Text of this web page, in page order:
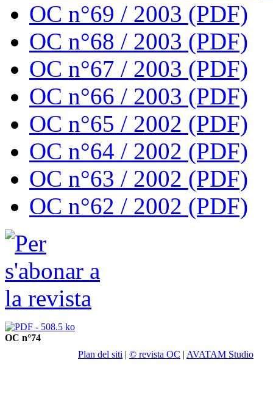
OC n°69 / 2003 (PDF)
OC n°68 / 2003 (PDF)
OC n°67 / 2003 (PDF)
OC n°66 / 2003 (PDF)
OC n°65 / 2002 (PDF)
OC n°64 / 2002 (PDF)
OC n°63 / 2002 (PDF)
OC n°62 / 2002 (PDF)
OC n°74
Plan del siti | © revista OC | AVATAM Studio